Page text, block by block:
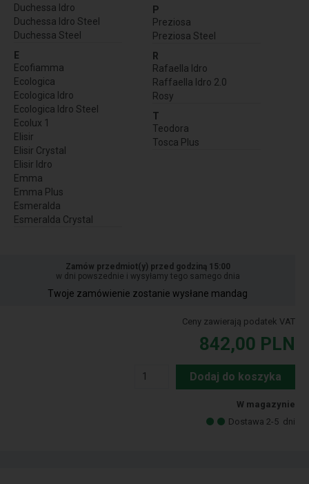
Duchessa Idro
Duchessa Idro Steel
Duchessa Steel
E
Ecofiamma
Ecologica
Ecologica Idro
Ecologica Idro Steel
Ecolux 1
Elisir
Elisir Crystal
Elisir Idro
Emma
Emma Plus
Esmeralda
Esmeralda Crystal
P
Preziosa
Preziosa Steel
R
Rafaella Idro
Raffaella Idro 2.0
Rosy
T
Teodora
Tosca Plus
Zamów przedmiot(y) przed godziną 15:00
w dni powszednie i wysyłamy tego samego dnia
Twoje zamówienie zostanie wysłane mandag
Ceny zawierają podatek VAT
842,00 PLN
Dodaj do koszyka
W magazynie
Dostawa 2-5 dni